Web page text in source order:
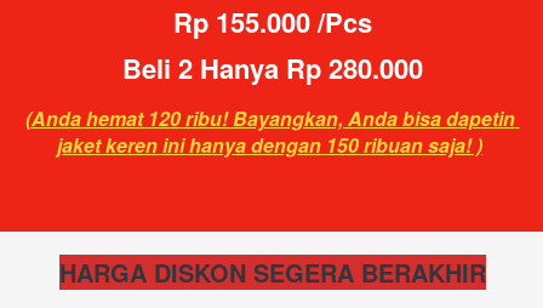
Rp 155.000 /Pcs
Beli 2 Hanya Rp 280.000
(Anda hemat 120 ribu! Bayangkan, Anda bisa dapetin
jaket keren ini hanya dengan 150 ribuan saja! )
HARGA DISKON SEGERA BERAKHIR